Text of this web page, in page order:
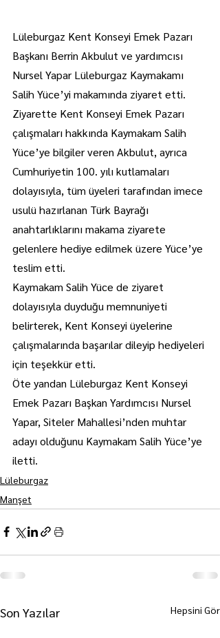
Lüleburgaz Kent Konseyi Emek Pazarı
Başkanı Berrin Akbulut ve yardımcısı
Nursel Yapar Lüleburgaz Kaymakamı
Salih Yüce’yi makamında ziyaret etti.
Ziyarette Kent Konseyi Emek Pazarı
çalışmaları hakkında Kaymakam Salih
Yüce’ye bilgiler veren Akbulut, ayrıca
Cumhuriyetin 100. yılı kutlamaları
dolayısıyla, tüm üyeleri tarafından imece
usulü hazırlanan Türk Bayrağı
anahtarlıklarını makama ziyarete
gelenlere hediye edilmek üzere Yüce’ye
teslim etti.
Kaymakam Salih Yüce de ziyaret
dolayısıyla duyduğu memnuniyeti
belirterek, Kent Konseyi üyelerine
çalışmalarında başarılar dileyip hediyeleri
için teşekkür etti.
Öte yandan Lüleburgaz Kent Konseyi
Emek Pazarı Başkan Yardımcısı Nursel
Yapar, Siteler Mahallesi’nden muhtar
adayı olduğunu Kaymakam Salih Yüce’ye
iletti.
Lüleburgaz
Manşet
Son Yazılar Hepsini Gör